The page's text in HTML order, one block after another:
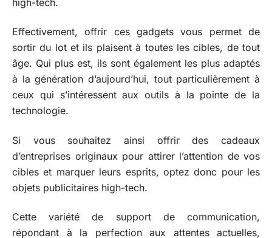
Effectivement, offrir ces gadgets vous permet de
sortir du lot et ils plaisent à toutes les cibles, de tout
âge. Qui plus est, ils sont également les plus adaptés
à la génération d’aujourd’hui, tout particulièrement à
ceux qui s’intéressent aux outils à la pointe de la
technologie.
Si vous souhaitez ainsi offrir des cadeaux
d’entreprises originaux pour attirer l’attention de vos
cibles et marquer leurs esprits, optez donc pour les
objets publicitaires high-tech.
Cette variété de support de communication,
répondant à la perfection aux attentes actuelles,